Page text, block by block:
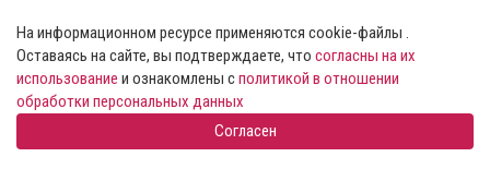
На информационном ресурсе применяются cookie-файлы .
Оставаясь на сайте, вы подтверждаете, что согласны на их
использование и ознакомлены сполитикой в отношении
обработки персональных данных
Согласен